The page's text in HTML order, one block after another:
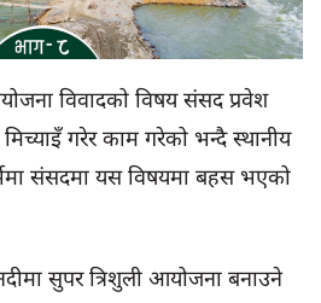
विवादको विषय संसद प्रवेश
गरेर काम गरेको भन्दै स्थानीय
संसदमा यस विषयमा बहस भएको
नदीमा सुपर त्रिशुली आयोजना बनाउने